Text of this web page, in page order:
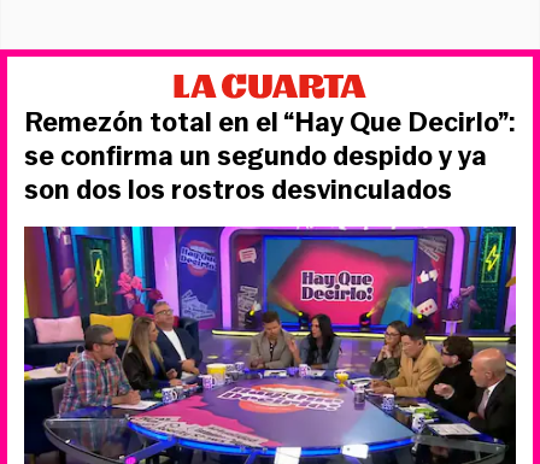
Remezón total en el “Hay Que Decirlo”:
se confirma un segundo despido y ya
son dos los rostros desvinculados